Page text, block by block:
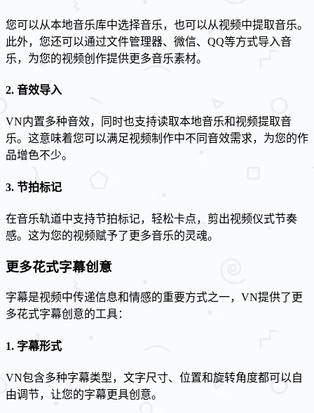
您可以从本地音乐库中选择音乐，也可以从视频中提取音乐。
此外，您还可以通过文件管理器、微信、QQ等方式导入音
乐，为您的视频创作提供更多音乐素材。
2. 音效导入
VN内置多种音效，同时也支持读取本地音乐和视频提取音
乐。这意味着您可以满足视频制作中不同音效需求，为您的作
品增色不少。
3. 节拍标记
在音乐轨道中支持节拍标记，轻松卡点，剪出视频仪式节奏
感。这为您的视频赋予了更多音乐的灵魂。
更多花式字幕创意
字幕是视频中传递信息和情感的重要方式之一，VN提供了更
多花式字幕创意的工具：
1. 字幕形式
VN包含多种字幕类型，文字尺寸、位置和旋转角度都可以自
由调节，让您的字幕更具创意。